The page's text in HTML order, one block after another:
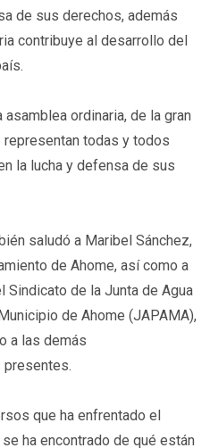
de sus derechos, además
contribuye al desarrollo del
ordinaria, de la gran
representan todas y todos
la lucha y defensa de sus
saludó a Maribel Sánchez,
de Ahome, así como a
Sindicato de la Junta de Agua
de Ahome (JAPAMA),
a las demás
que ha enfrentado el
ha encontrado de qué están